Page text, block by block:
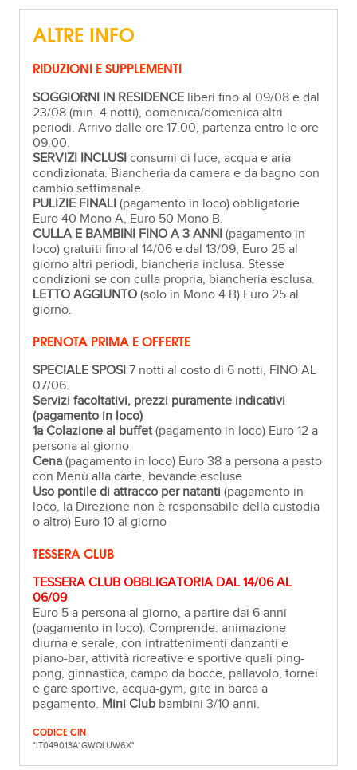
ALTRE INFO
RIDUZIONI E SUPPLEMENTI
SOGGIORNI IN RESIDENCE liberi fino al 09/08 e dal
23/08 (min. 4 notti), domenica/domenica altri
periodi. Arrivo dalle ore 17.00, partenza entro le ore
09.00.
SERVIZI INCLUSI consumi di luce, acqua e aria
condizionata. Biancheria da camera e da bagno con
cambio settimanale.
PULIZIE FINALI (pagamento in loco) obbligatorie
Euro 40 Mono A, Euro 50 Mono B.
CULLA E BAMBINI FINO A 3 ANNI (pagamento in
loco) gratuiti fino al 14/06 e dal 13/09, Euro 25 al
giorno altri periodi, biancheria inclusa. Stesse
condizioni se con culla propria, biancheria esclusa.
LETTO AGGIUNTO (solo in Mono 4 B) Euro 25 al
giorno.
PRENOTA PRIMA E OFFERTE
SPECIALE SPOSI 7 notti al costo di 6 notti, FINO AL
07/06.
Servizi facoltativi, prezzi puramente indicativi
(pagamento in loco)
1a Colazione al buffet (pagamento in loco) Euro 12 a
persona al giorno
Cena(pagamento in loco) Euro 38 a persona a pasto
con Menù alla carte, bevande escluse
Uso pontile di attracco per natanti (pagamento in
loco, la Direzione non è responsabile della custodia
o altro) Euro 10 al giorno
TESSERA CLUB
TESSERA CLUB OBBLIGATORIA DAL 14/06 AL
06/09
Euro 5 a persona al giorno, a partire dai 6 anni
(pagamento in loco). Comprende: animazione
diurna e serale, con intrattenimenti danzanti e
piano-bar, attività ricreative e sportive quali ping-
pong, ginnastica, campo da bocce, pallavolo, tornei
e gare sportive, acqua-gym, gite in barca a
pagamento. Mini Club bambini 3/10 anni.
CODICE CIN
"IT049013A1GWQLUW6X"